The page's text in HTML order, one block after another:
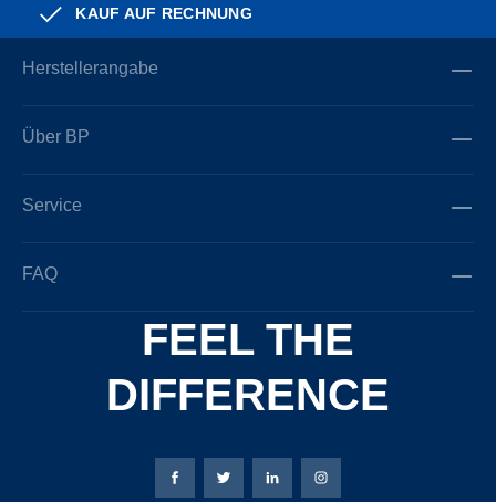
KAUF AUF RECHNUNG
Herstellerangabe
Über BP
Service
FAQ
FEEL THE
DIFFERENCE
Bierbaum-Proenen Facebook-Seite
Bierbaum-Proenen Twitter Seite
Bierbaum-Proenen LinkedIn
Bierbaum-Proenen